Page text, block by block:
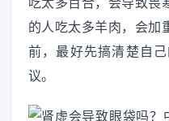
吃太多百合，会导致畏
的人吃太多羊肉，会加
前，最好先搞清楚自
议。